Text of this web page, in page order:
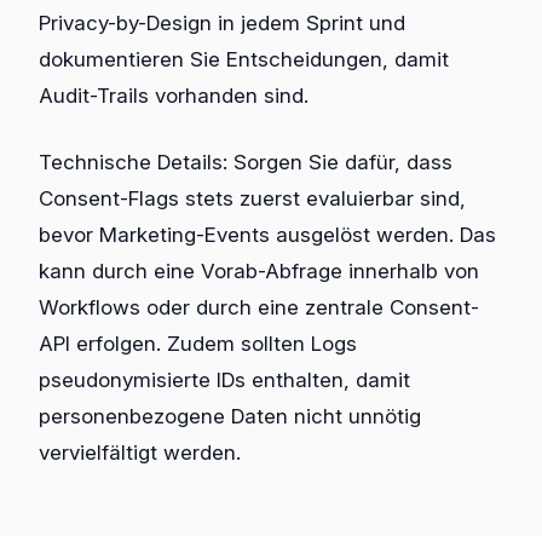
Privacy-by-Design in jedem Sprint und
dokumentieren Sie Entscheidungen, damit
Audit-Trails vorhanden sind.
Technische Details: Sorgen Sie dafür, dass
Consent-Flags stets zuerst evaluierbar sind,
bevor Marketing-Events ausgelöst werden. Das
kann durch eine Vorab-Abfrage innerhalb von
Workflows oder durch eine zentrale Consent-
API erfolgen. Zudem sollten Logs
pseudonymisierte IDs enthalten, damit
personenbezogene Daten nicht unnötig
vervielfältigt werden.